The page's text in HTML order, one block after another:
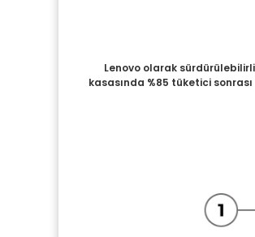
Lenovo olarak
kasasında %85 tüketici